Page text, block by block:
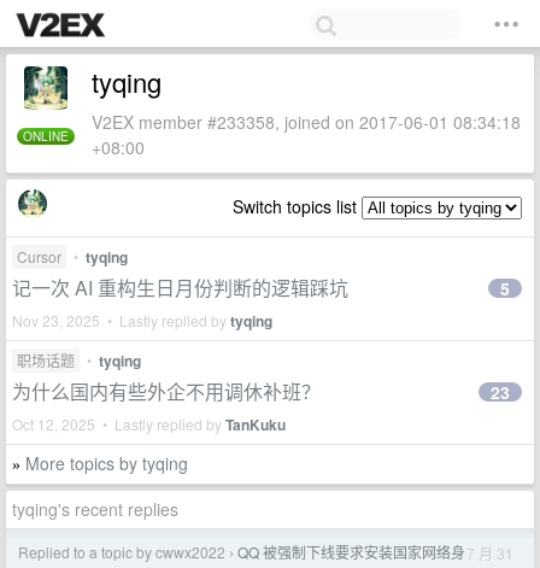
ONLINE
tyqing
V2EX member #233358, joined on 2017-06-01 08:34:18
+08:00
Switch topics list
Cursor • tyqing
记一次 AI 重构生日月份判断的逻辑踩坑
Nov 23, 2025 • Lastly replied bytyqing
5
职场话题 • tyqing
为什么国内有些外企不用调休补班？
Oct 12, 2025 • Lastly replied byTanKuku
23
» More topics by tyqing
tyqing's recent replies
Replied to a topic by cwwx2022 › QQ 被强制下线要求安装国家网络身7 月 31